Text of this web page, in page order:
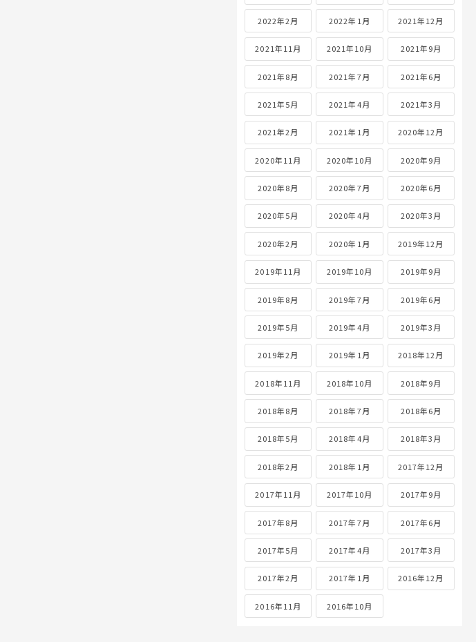
2022年2月 2022年1月 2021年12月
2021年11月 2021年10月 2021年9月
2021年8月 2021年7月 2021年6月
2021年5月 2021年4月 2021年3月
2021年2月 2021年1月 2020年12月
2020年11月 2020年10月 2020年9月
2020年8月 2020年7月 2020年6月
2020年5月 2020年4月 2020年3月
2020年2月 2020年1月 2019年12月
2019年11月 2019年10月 2019年9月
2019年8月 2019年7月 2019年6月
2019年5月 2019年4月 2019年3月
2019年2月 2019年1月 2018年12月
2018年11月 2018年10月 2018年9月
2018年8月 2018年7月 2018年6月
2018年5月 2018年4月 2018年3月
2018年2月 2018年1月 2017年12月
2017年11月 2017年10月 2017年9月
2017年8月 2017年7月 2017年6月
2017年5月 2017年4月 2017年3月
2017年2月 2017年1月 2016年12月
2016年11月 2016年10月